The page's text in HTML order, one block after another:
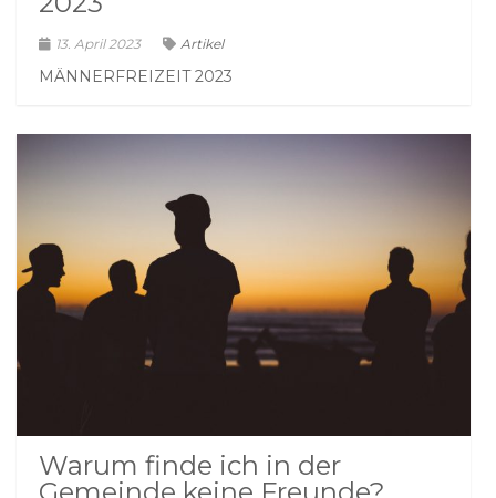
13. April 2023 Artikel
MÄNNERFREIZEIT 2023
Warum finde ich in der